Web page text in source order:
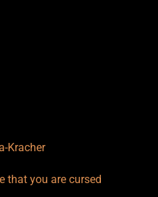
Kracher
that you are cursed